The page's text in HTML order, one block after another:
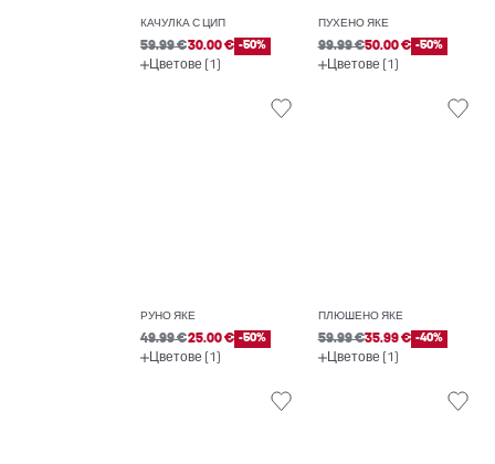
КАЧУЛКА С ЦИП
59.99 €30.00 € -50%
Цветове (1)
ПУХЕНО ЯКЕ
99.99 €50.00 € -50%
Цветове (1)
РУНО ЯКЕ
49.99 €25.00 € -50%
Цветове (1)
ПЛЮШЕНО ЯКЕ
59.99 €35.99 € -40%
Цветове (1)